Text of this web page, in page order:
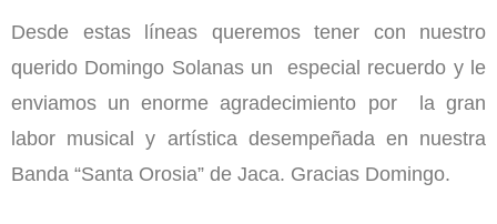
Desde estas líneas queremos tener con nuestro
querido Domingo Solanas un especial recuerdo y le
enviamos un enorme agradecimiento por la gran
labor musical y artística desempeñada en nuestra
Banda “Santa Orosia” de Jaca. Gracias Domingo.